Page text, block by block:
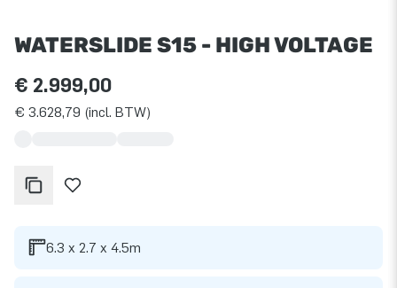
WATERSLIDE S15 - HIGH VOLTAGE
€ 2.999,00
€ 3.628,79 (incl. BTW)
6.3 x 2.7 x 4.5m